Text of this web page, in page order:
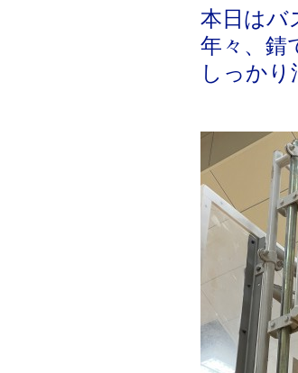
本日はバ
年々、錆
しっか